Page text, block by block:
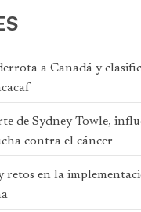
a Canadá y
de Sydney Towle,
contra el cáncer
retos en la